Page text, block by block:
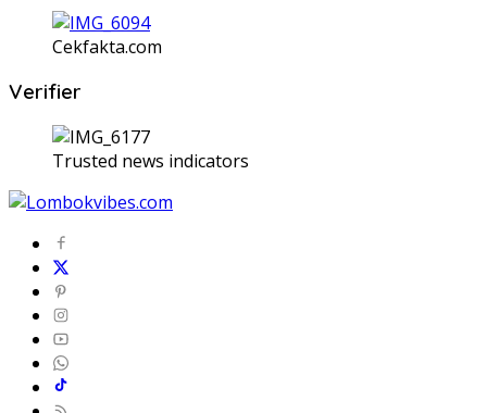
Cekfakta.com
Verifier
Trusted news indicators